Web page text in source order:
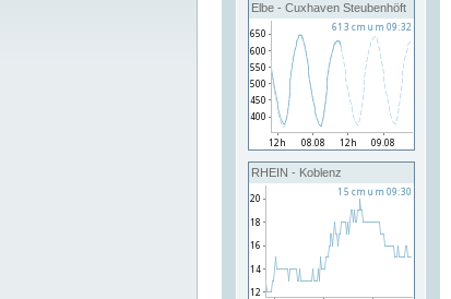
Elbe - Cuxhaven Steubenhöft
RHEIN - Koblenz